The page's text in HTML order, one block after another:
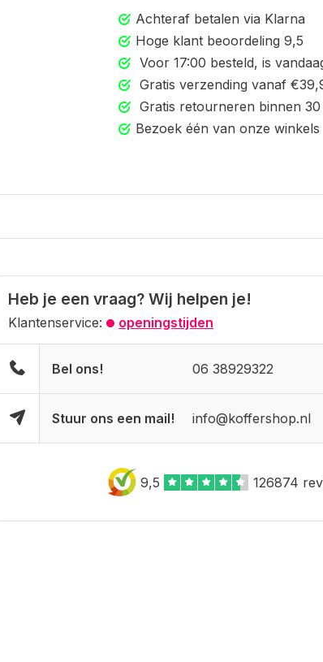
Achteraf betalen via Klarna
Hoge klant beoordeling 9,5
Voor 17:00 besteld, is
Gratis verzending vanaf
Gratis retourneren binnen 30
Bezoek één van onze winkels
Heb je een vraag? Wij helpen je!
Klantenservice: openingstijden
Bel ons! 06 38929322
Stuur ons een mail! info@koffershop.nl
9,5 126874